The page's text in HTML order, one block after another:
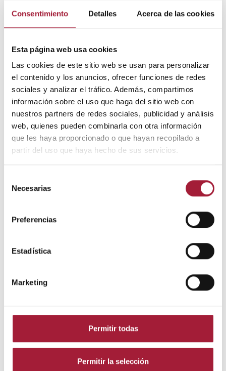
Consentimiento Detalles Acerca de las cookies
Esta página web usa cookies
Las cookies de este sitio web se usan para personalizar
el contenido y los anuncios, ofrecer funciones de redes
sociales y analizar el tráfico. Además, compartimos
información sobre el uso que haga del sitio web con
nuestros partners de redes sociales, publicidad y análisis
web, quienes pueden combinarla con otra información
que les haya proporcionado o que hayan recopilado a
partir del uso que haya hecho de sus servicios.
Necesarias
Preferencias
Estadística
Marketing
Permitir todas
Permitir la selección
antivirales como la brivudina, el aciclovir, el valaciclovir
y el famciclovir.
Es importante tener en cuenta que este tratamiento
para el herpes zóster es eficaz si se comienza en las
primeras 72 horas desde el inicio de las vesículas.
Por ello, es importante buscar atención médica lo antes
posible, sobre todo si existen factores de riesgo para
desarrollar complicaciones.
Al mismo tiempo, es fundamental evitar la
sobreinfección de las lesiones cutáneas por bacterias
Se recomienda que estos productos, además de su
antiexudativo y astringente.
ampollas y se favorece la cicatrización y la curación de
Estos productos suelen incluir ingredientes como los
En caso de que el dolor por herpes zóster sea muy
intenso, el médico puede prescribir
anticonvulsivos,antidepresivostricíclicos o